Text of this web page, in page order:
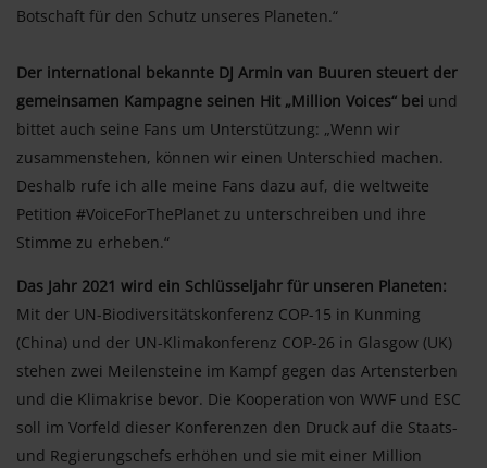
Botschaft für den Schutz unseres Planeten.“
Der international bekannte DJ Armin van Buuren steuert der
gemeinsamen Kampagne seinen Hit „Million Voices“ bei und
bittet auch seine Fans um Unterstützung: „Wenn wir
zusammenstehen, können wir einen Unterschied machen.
Deshalb rufe ich alle meine Fans dazu auf, die weltweite
Petition #VoiceForThePlanet zu unterschreiben und ihre
Stimme zu erheben.“
Das Jahr 2021 wird ein Schlüsseljahr für unseren Planeten:
Mit der UN-Biodiversitätskonferenz COP-15 in Kunming
(China) und der UN-Klimakonferenz COP-26 in Glasgow (UK)
stehen zwei Meilensteine im Kampf gegen das Artensterben
und die Klimakrise bevor. Die Kooperation von WWF und ESC
soll im Vorfeld dieser Konferenzen den Druck auf die Staats-
und Regierungschefs erhöhen und sie mit einer Million